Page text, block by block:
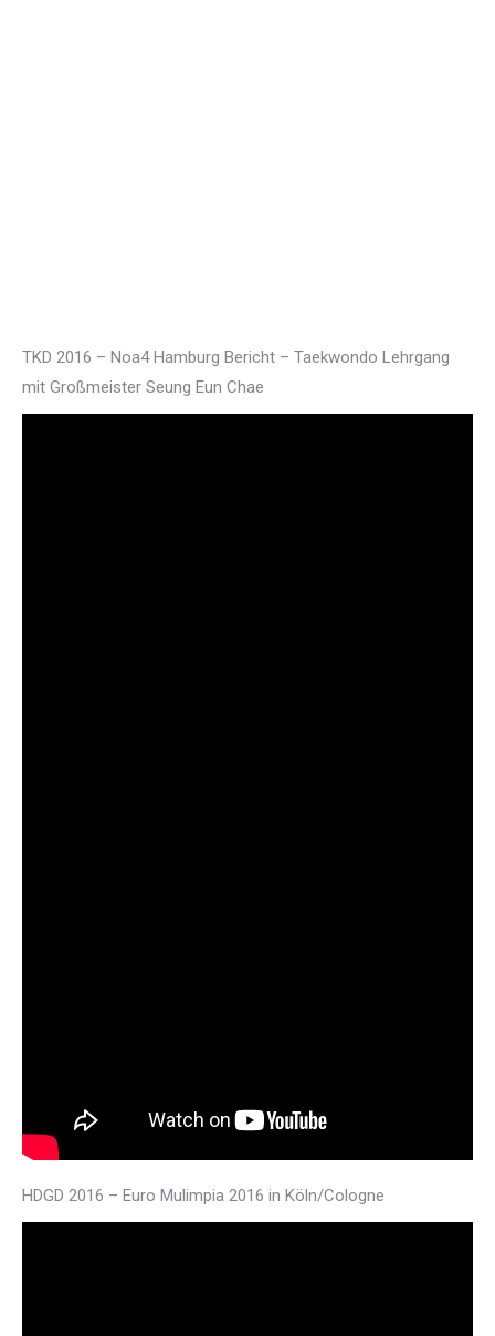
TKD 2016 – Noa4 Hamburg Bericht – Taekwondo Lehrgang
mit Großmeister Seung Eun Chae
HDGD 2016 – Euro Mulimpia 2016 in Köln/Cologne